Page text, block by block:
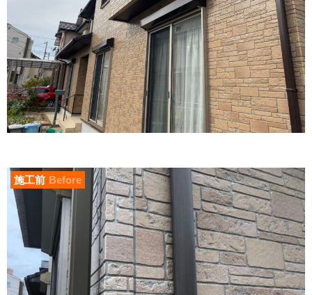
施工前 Before